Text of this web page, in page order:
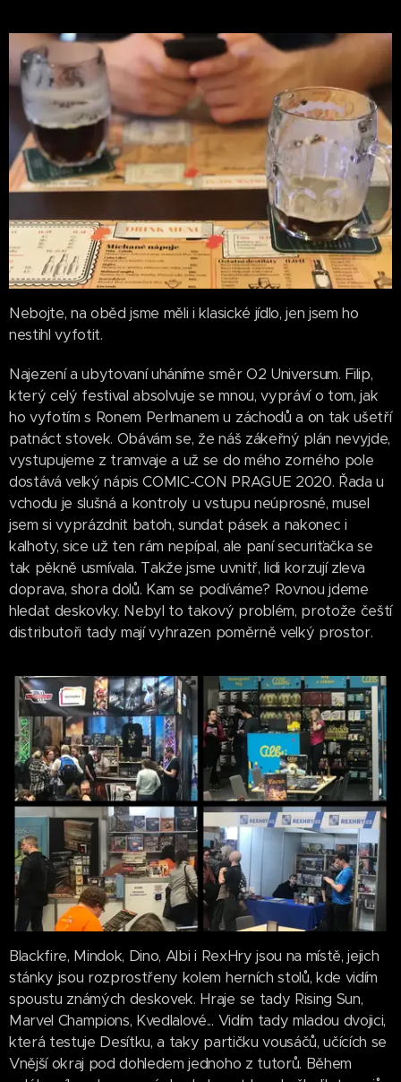
Nebojte, na oběd jsme měli i klasické jídlo, jen jsem ho
nestihl vyfotit.
Najezení a ubytovaní uháníme směr O2 Universum. Filip,
který celý festival absolvuje se mnou, vypráví o tom, jak
ho vyfotím s Ronem Perlmanem u záchodů a on tak ušetří
patnáct stovek. Obávám se, že náš zákeřný plán nevyjde,
vystupujeme z tramvaje a už se do mého zorného pole
dostává velký nápis COMIC-CON PRAGUE 2020. Řada u
vchodu je slušná a kontroly u vstupu neúprosné, musel
jsem si vyprázdnit batoh, sundat pásek a nakonec i
kalhoty, sice už ten rám nepípal, ale paní securiťačka se
tak pěkně usmívala. Takže jsme uvnitř, lidi korzují zleva
doprava, shora dolů. Kam se podíváme? Rovnou jdeme
hledat deskovky. Nebyl to takový problém, protože čeští
distributoři tady mají vyhrazen poměrně velký prostor.
Blackfire, Mindok, Dino, Albi i RexHry jsou na místě, jejich
stánky jsou rozprostřeny kolem herních stolů, kde vidím
spoustu známých deskovek. Hraje se tady Rising Sun,
Marvel Champions, Kvedlalové... Vidím tady mladou dvojici,
která testuje Desítku, a taky partičku vousáčů, učících se
Vnější okraj pod dohledem jednoho z tutorů. Během